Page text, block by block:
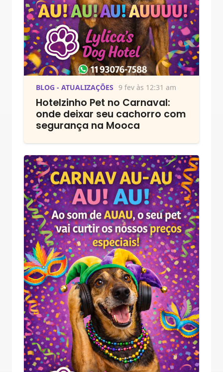
BLOG - ATUALIZAÇÕES 9 fev às 12:31 am
Hotelzinho Pet no Carnaval:
onde deixar seu cachorro com
segurança na Mooca